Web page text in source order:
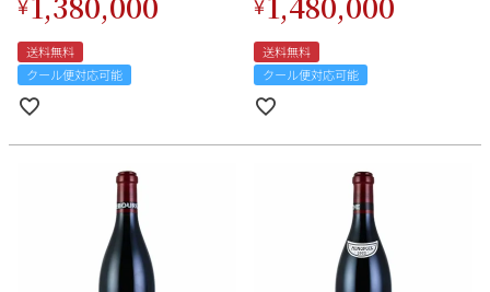
¥
送料無料
クール便対応可能
¥
送料無料
クール便対応可能